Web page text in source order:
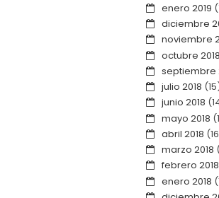
enero 2019
diciembre
noviembre
octubre 2018
septiembre
julio 2018
junio 2018
mayo 2018
abril 2018
marzo 2018
febrero 2018
enero 2018